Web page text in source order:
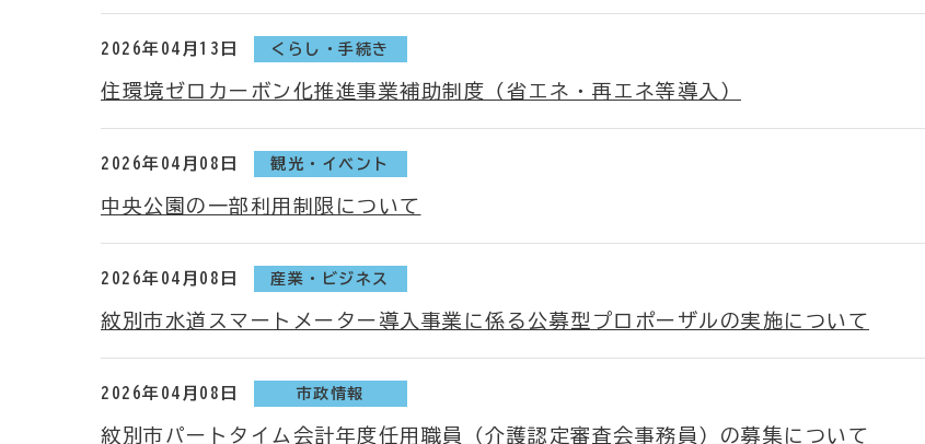
2026年04月13日 くらし・手続き
住環境ゼロカーボン化推進事業補助制度（省エネ・再エネ等導入）
2026年04月08日 観光・イベント
中央公園の一部利用制限について
2026年04月08日 産業・ビジネス
紋別市水道スマートメーター導入事業に係る公募型プロポーザルの実施について
2026年04月08日 市政情報
紋別市パートタイム会計年度任用職員（介護認定審査会事務員）の募集について